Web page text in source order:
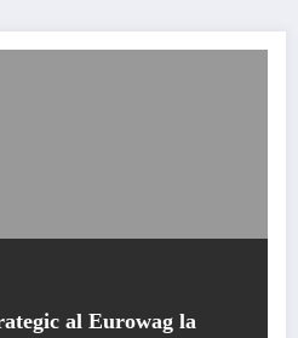
al Eurowag la